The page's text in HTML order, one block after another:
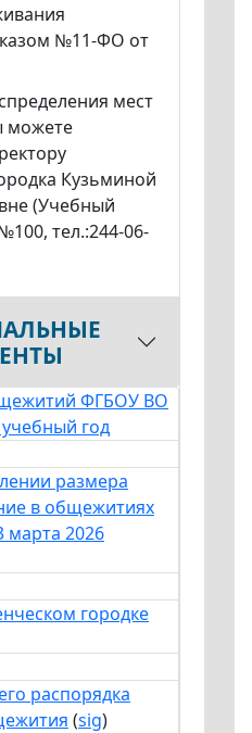
№11-ФО от
мест
можете
Кузьминой
(Учебный
тел.:244-06-
ФГБОУ ВО
год
размера
в общежитиях
марта 2026
городке
распорядка
(sig)